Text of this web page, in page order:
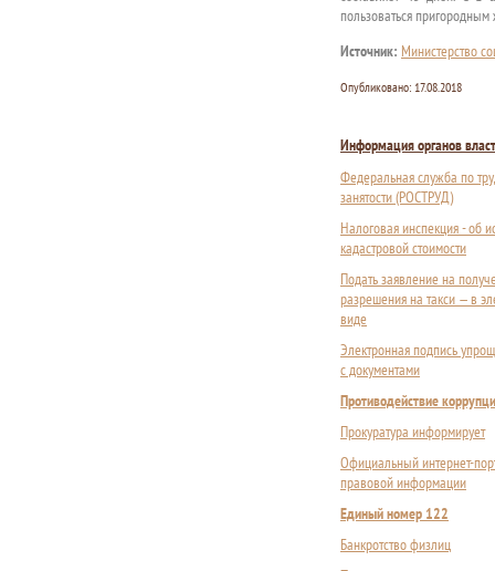
пользоваться
Источник: Министерство
Опубликовано: 17.08.2018
Информация органов
Федеральная служба по
занятости (РОСТРУД)
Налоговая инспекция - об
кадастровой стоимости
Подать заявление на
разрешения на такси — в
виде
Электронная подпись
с документами
Противодействие
Прокуратура информирует
Официальный интернет-
правовой информации
Единый номер 122
Банкротство физлиц